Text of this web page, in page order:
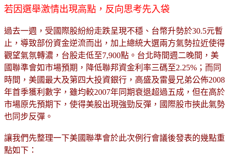
若因選舉激情出現高點，反向思考先入袋
過去一週，受國際股紛紛走跌呈現不穩、台幣升勢於30.5元暫
止，導致部份資金逆流而出，加上總統大選兩方氣勢拉近使得
觀望氣氛轉濃，台股走低至7,900點。台北時間週二晚間，美
國聯準會如市場預期，降低聯邦資金利率三碼至2.25%；而同
時間，美國最大及第四大投資銀行，高盛及雷曼兄弟公佈2008
年首季獲利數字，雖均較2007年同期衰退超過五成，但在高於
市場原先預期下，使得美股出現強勁反彈，國際股市挾此氣勢
也同步反彈。
讓我們先整理一下美國聯準會於此次例行會議後發表的幾點重
點如下：